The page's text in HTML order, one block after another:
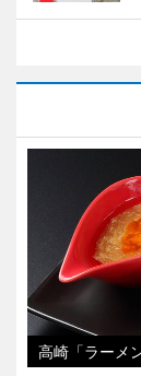
高崎「ラーメ